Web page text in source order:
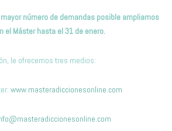
número de demandas posible ampliamos
el Máster hasta el 31 de enero.
le ofrecemos tres medios:
www.masteradiccionesonline.com